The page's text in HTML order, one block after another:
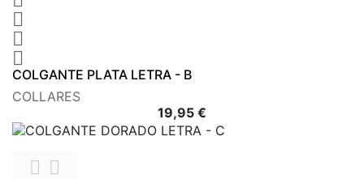



COLGANTE PLATA LETRA - B
COLLARES
19,95 €
 